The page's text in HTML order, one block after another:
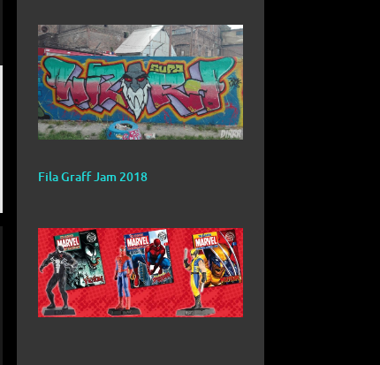
Fila Graff Jam 2018